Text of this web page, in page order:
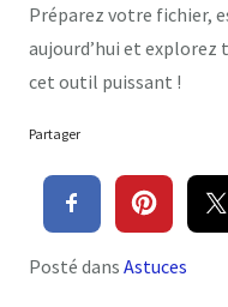
Préparez votre fichier,
aujourd’hui et
cet outil puissant !
Partager
Posté dans Astuces